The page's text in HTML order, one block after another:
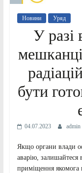
Новини Уряд
У
бути
04.07.2023 admin
Якщо органи влади
аварію, залишайтеся
приміщення